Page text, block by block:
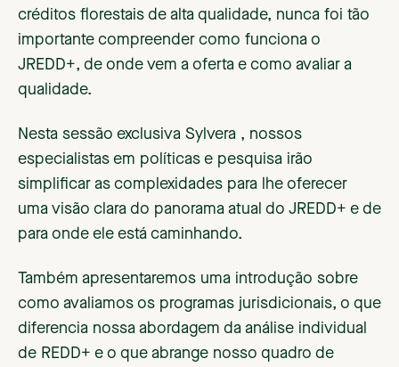
créditos florestais de alta qualidade, nunca foi tão
importante compreender como funciona o
JREDD+, de onde vem a oferta e como avaliar a
qualidade.
Nesta sessão exclusiva Sylvera , nossos
especialistas em políticas e pesquisa irão
simplificar as complexidades para lhe oferecer
uma visão clara do panorama atual do JREDD+ e de
para onde ele está caminhando.
Também apresentaremos uma introdução sobre
como avaliamos os programas jurisdicionais, o que
diferencia nossa abordagem da análise individual
de REDD+ e o que abrange nosso quadro de